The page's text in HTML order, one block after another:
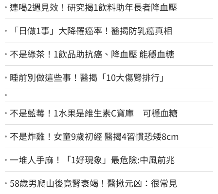
連喝2週見效！研究揭1飲料助年長者降血壓
「日做1事」大降罹癌率！醫揭防乳癌真相
不是綠茶！1飲品助抗癌、降血壓 能穩血糖
睡前別做這些事！醫揭「10大傷腎排行」
不是藍莓！1水果是維生素C寶庫 可穩血糖
不是炸雞！女童9歲初經 醫揭4習慣恐矮8cm
一堆人手麻！「1好現象」最危險:中風前兆
58歲男爬山後竟腎衰竭！醫揪元凶：很常見